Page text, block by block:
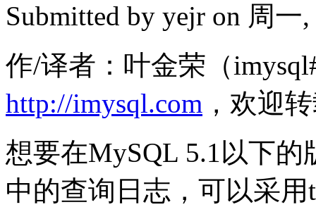
Submitted by yejr on 周一,
作/译者：叶金荣（
http://imysql.com ，欢迎
想要在MySQL 5.1以下
中的查询日志，可以采